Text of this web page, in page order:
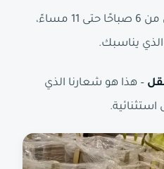
⏰: نعمل من 6 صباحًا حتى 11 مساءً،
يناسبك.
– هذا هو شعارنا الذي